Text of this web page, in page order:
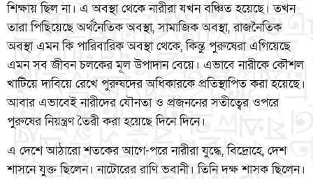
শিক্ষায় ছিল না। এ অবস্থা থেকে নারীরা যখন বঞ্চিত হয়েছে। তখন
তারা পিছিয়েছে অর্থনৈতিক অবস্থা, সামাজিক অবস্থা, রাজনৈতিক
অবস্থা এমন কি পারিবারিক অবস্থা থেকে, কিন্তু পুরুষেরা এগিয়েছে
এমন সব জীবন চলকের মূল উপাদান বেয়ে। এভাবে নারীকে কৌশল
খাটিয়ে দাবিয়ে রেখে পুরুষদের অধিকারকে প্রতিস্থাপিত করা হয়েছে।
আবার এভাবেই নারীদের যৌনতা ও প্রজননের সতীত্বের ওপরে
পুরুষের নিয়ন্ত্রণ তৈরী করা হয়েছে দিনে দিনে।
এ দেশে আঠারো শতকের আগে-পরে নারীরা যুদ্ধে, বিদ্রোহে, দেশ
শাসনে যুক্ত ছিলেন। নাটোরের রাণি ভবানী। তিনি দক্ষ শাসক ছিলেন।